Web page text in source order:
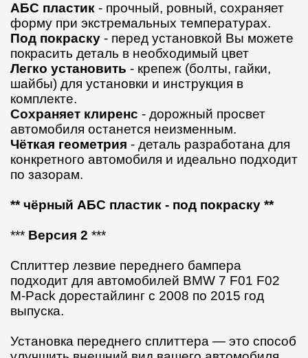
АБС пластик - прочный, ровный, сохраняет
форму при экстремальных температурах.
Под покраску - перед установкой Вы можете
покрасить деталь в необходимый цвет
Легко установить - крепеж (болты, гайки,
шайбы) для установки и инструкция в
комплекте.
Сохраняет клиренс - дорожный просвет
автомобиля останется неизменным.
Чёткая геометрия - деталь разработана для
конкретного автомобиля и идеально подходит
по зазорам.
** чёрный АБС пластик - под покраску **
*** Версия 2 ***
Сплиттер лезвие переднего бампера
подходит для автомобилей BMW 7 F01 F02
M-Pack дорестайлинг с 2008 по 2015 год
выпуска.
Установка переднего сплиттера — это способ